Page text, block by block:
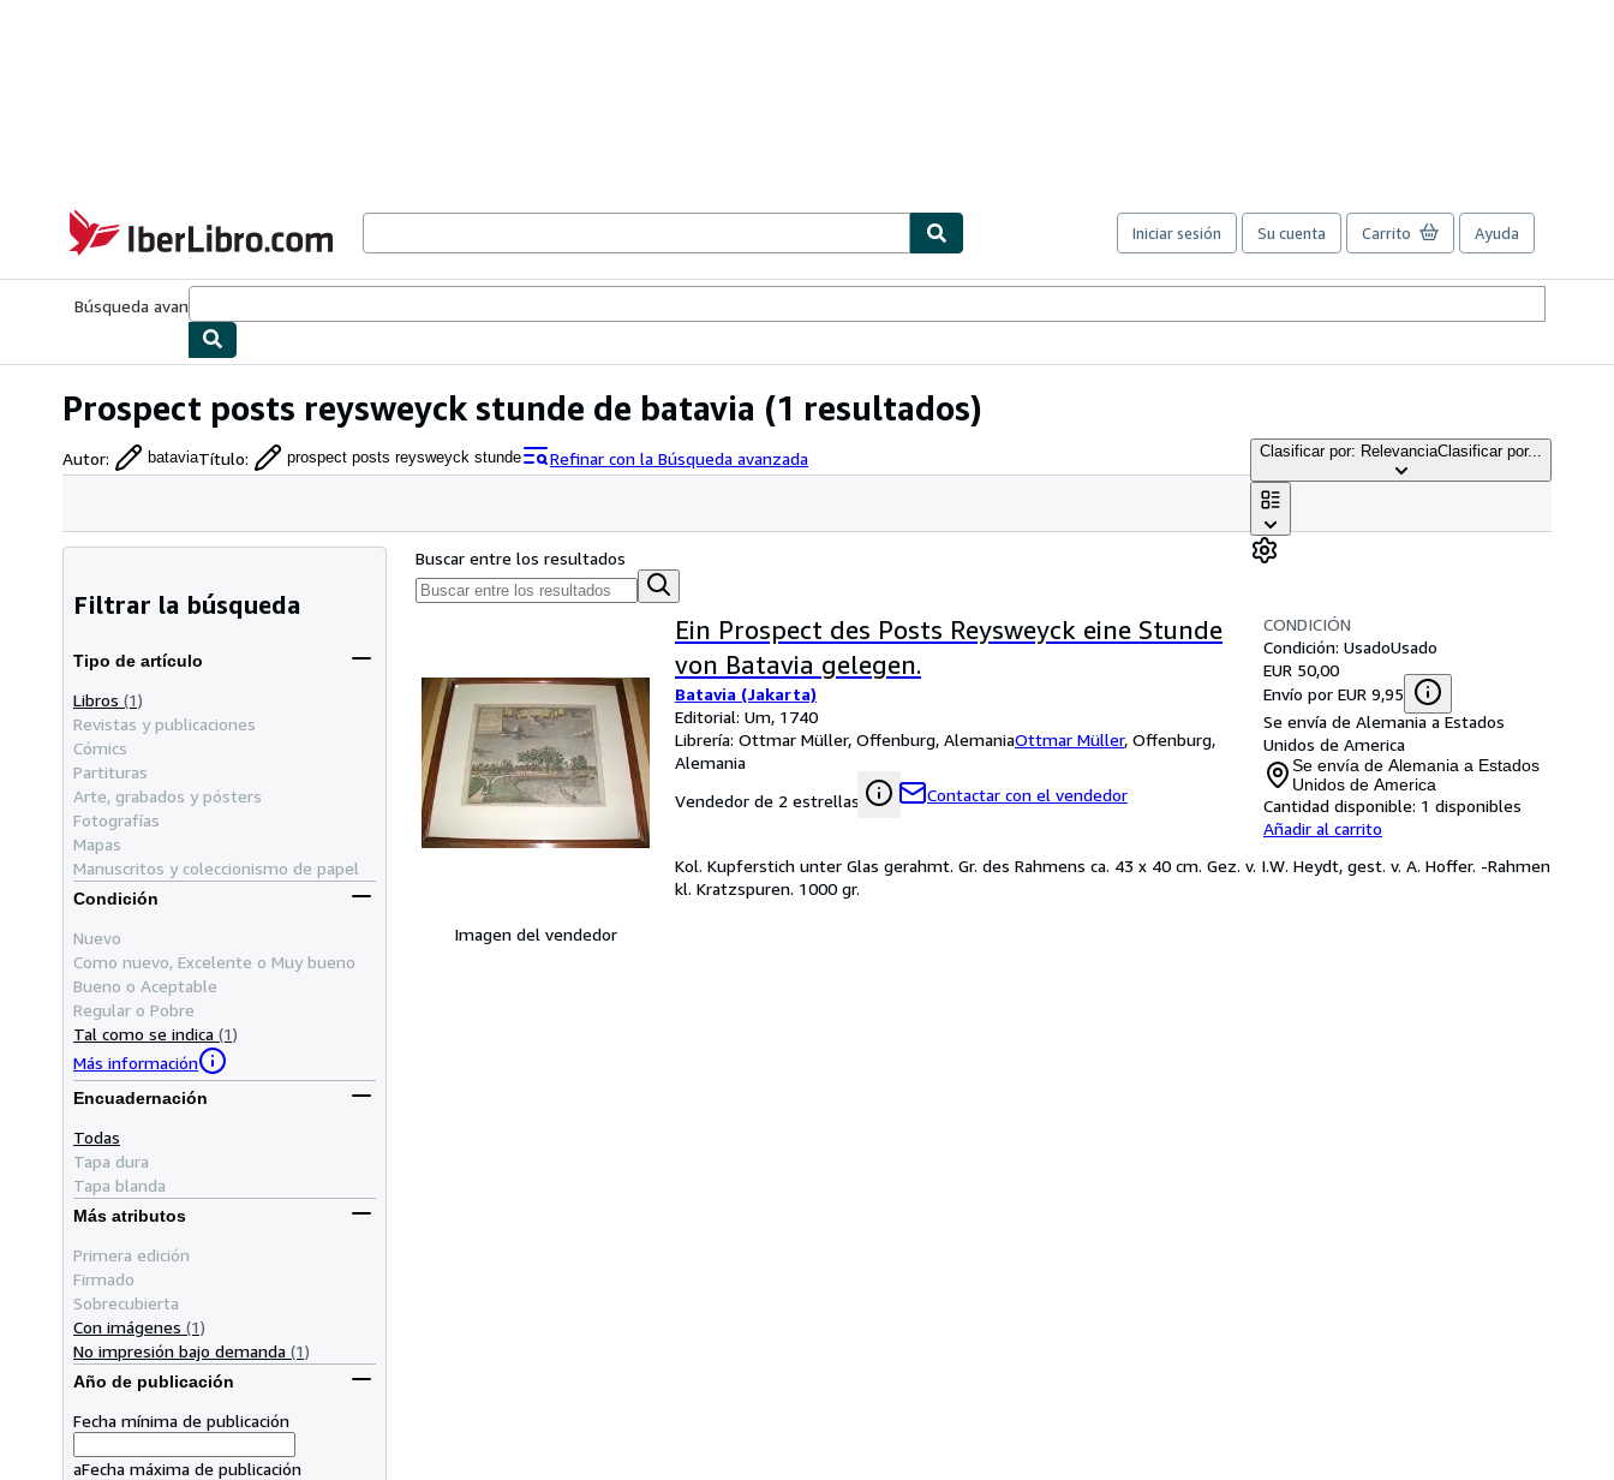
IberLibro.com
Iniciar sesión Su cuenta Carrito Ayuda
Búsqueda avanzada
Prospect posts reysweyck stunde de batavia (1 resultados)
Autor: bataviaTítulo: prospect posts reysweyck stunde Refinar con la Búsqueda avanzada Clasificar por: RelevanciaClasificar por...
Filtrar la búsqueda
Tipo de artículo
Libros (1)
Revistas y publicaciones
Cómics
Partituras
Arte, grabados y pósters
Fotografías
Mapas
Manuscritos y coleccionismo de papel
Condición
Nuevo
Como nuevo, Excelente o Muy bueno
Bueno o Aceptable
Regular o Pobre
Tal como se indica (1)
Más información
Encuadernación
Todas
Tapa dura
Tapa blanda
Más atributos
Primera edición
Firmado
Sobrecubierta
Con imágenes (1)
No impresión bajo demanda (1)
Año de publicación
Fecha mínima de publicación
aFecha máxima de publicación
Buscar entre los resultados
Imagen del vendedor
Ein Prospect des Posts Reysweyck eine Stunde
von Batavia gelegen.
Batavia (Jakarta)
Editorial: Um, 1740
Librería: Ottmar Müller, Offenburg, AlemaniaOttmar Müller, Offenburg,
Alemania
Vendedor de 2 estrellas
Contactar con el vendedor
CONDICIÓN
Condición: UsadoUsado
EUR 50,00
Envío por EUR 9,95
Se envía de Alemania a Estados
Unidos de America
Se envía de Alemania a Estados
Unidos de America
Cantidad disponible: 1 disponibles
Añadir al carrito
Kol. Kupferstich unter Glas gerahmt. Gr. des Rahmens ca. 43 x 40 cm. Gez. v. I.W. Heydt, gest. v. A. Hoffer. -Rahmen
kl. Kratzspuren. 1000 gr.